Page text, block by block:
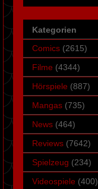
Kategorien
Comics (2615)
Filme (4344)
Hörspiele (887)
Mangas (735)
News (464)
Reviews (7642)
Spielzeug (234)
Videospiele (400)